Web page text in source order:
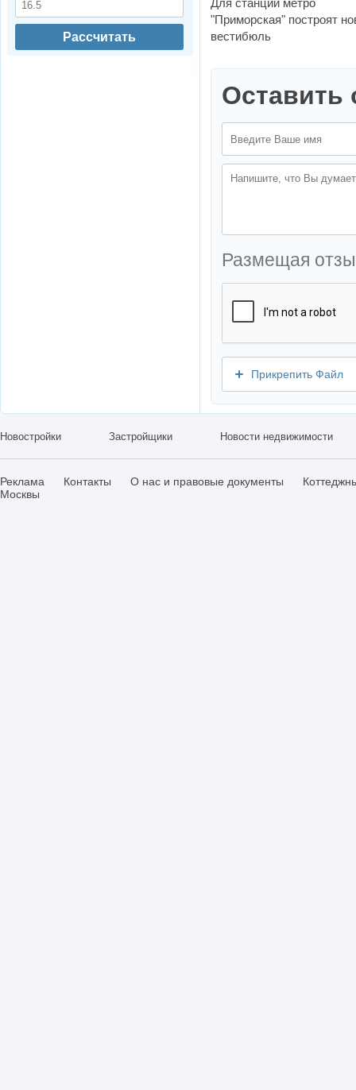
Для станции метро
"Приморская" построят
вестибюль
Оставить
Размещая
Прикрепить Файл
Рассчитать
Новостройки Застройщики Новости недвижимости
Реклама Контакты О нас и правовые документы
Москвы